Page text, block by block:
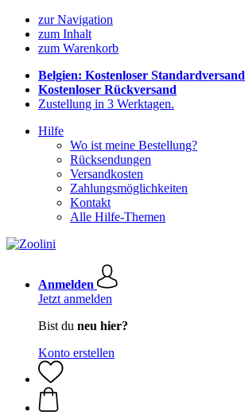
zur Navigation
zum Inhalt
zum Warenkorb
Belgien: Kostenloser Standardversand
Kostenloser Rückversand
Zustellung in 3 Werktagen.
Hilfe
Wo ist meine Bestellung?
Rücksendungen
Versandkosten
Zahlungsmöglichkeiten
Kontakt
Alle Hilfe-Themen
Anmelden
Jetzt anmelden
Bist du neu hier?
Konto erstellen